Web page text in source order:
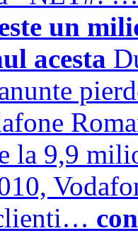
un
acesta
la 9,9